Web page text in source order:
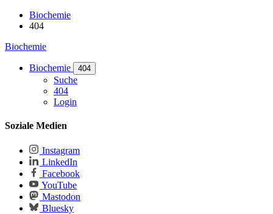
Biochemie
404
Biochemie
Biochemie 404
Suche
404
Login
Soziale Medien
Instagram
LinkedIn
Facebook
YouTube
Mastodon
Bluesky